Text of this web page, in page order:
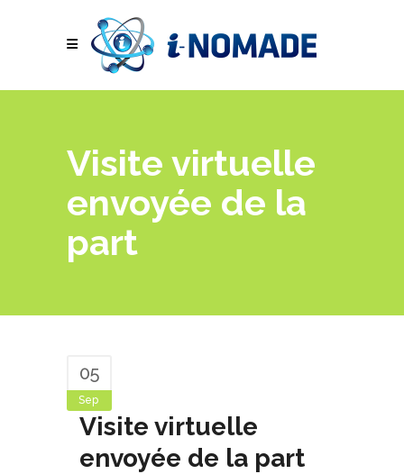
Visite virtuelle
envoyée de la
part
05
Sep
Visite virtuelle
envoyée de la part